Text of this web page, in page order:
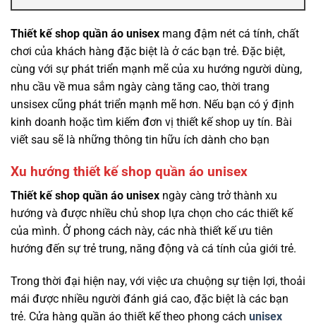
Thiết kế shop quần áo unisex mang đậm nét cá tính, chất
chơi của khách hàng đặc biệt là ở các bạn trẻ. Đặc biệt,
cùng với sự phát triển mạnh mẽ của xu hướng người dùng,
nhu cầu về mua sắm ngày càng tăng cao, thời trang
unsisex cũng phát triển mạnh mẽ hơn. Nếu bạn có ý định
kinh doanh hoặc tìm kiếm đơn vị thiết kế shop uy tín. Bài
viết sau sẽ là những thông tin hữu ích dành cho bạn
Xu hướng thiết kế shop quần áo unisex
Thiết kế shop quần áo unisex ngày càng trở thành xu
hướng và được nhiều chủ shop lựa chọn cho các thiết kế
của mình. Ở phong cách này, các nhà thiết kế ưu tiên
hướng đến sự trẻ trung, năng động và cá tính của giới trẻ.
Trong thời đại hiện nay, với việc ưa chuộng sự tiện lợi, thoải
mái được nhiều người đánh giá cao, đặc biệt là các bạn
trẻ. Cửa hàng quần áo thiết kế theo phong cách unisex